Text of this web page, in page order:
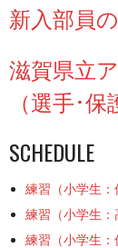
新入部員
滋賀県立
（選手･保
SCHEDULE
練習（小学生：
練習（小学生：
練習（小学生：